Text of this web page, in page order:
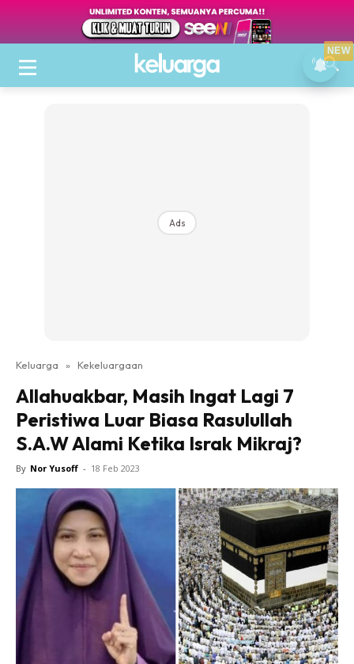
Ads
Keluarga » Kekeluargaan
Allahuakbar, Masih Ingat Lagi 7
Peristiwa Luar Biasa Rasulullah
S.A.W Alami Ketika Israk Mikraj?
By Nor Yusoff - 18 Feb 2023
NEW